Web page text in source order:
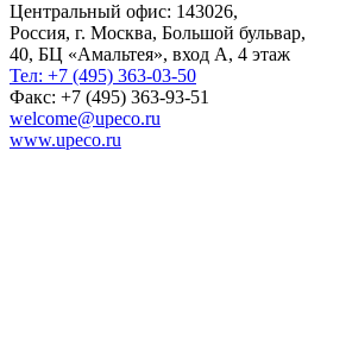
Центральный офис: 143026,
Россия, г. Москва, Большой бульвар,
40, БЦ «Амальтея», вход А, 4 этаж
Тел: +7 (495) 363-03-50
Факс: +7 (495) 363-93-51
welcome@upeco.ru
www.upeco.ru